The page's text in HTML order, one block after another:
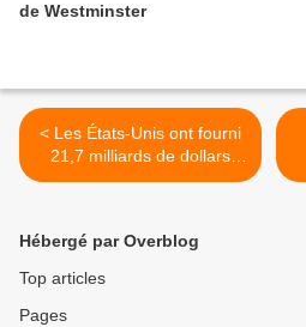
de Westminster
< Les États-Unis ont fourni
21,7 milliards de dollars
d’aide militaire à Israël en
Hébergé par Overblog
Top articles
Pages